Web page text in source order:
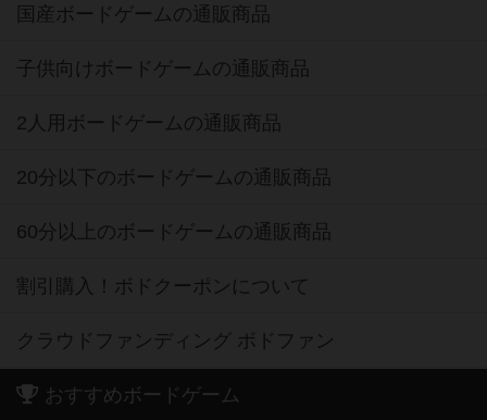
国産ボードゲームの通販商品
子供向けボードゲームの通販商品
2人用ボードゲームの通販商品
20分以下のボードゲームの通販商品
60分以上のボードゲームの通販商品
割引購入！ボドクーポンについて
クラウドファンディング ボドファン
おすすめボードゲーム